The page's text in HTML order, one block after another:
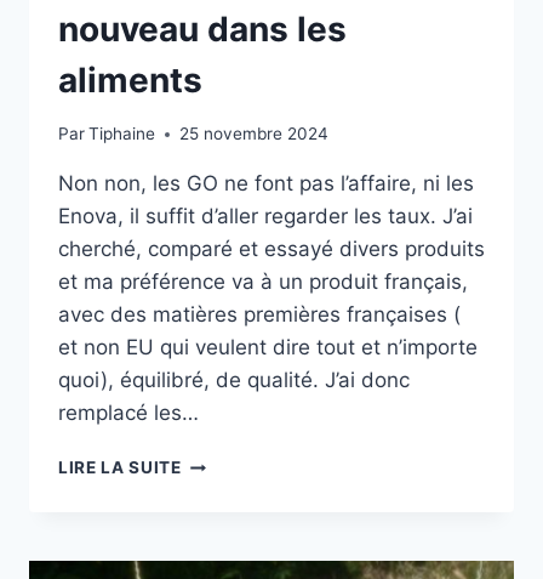
nouveau dans les
aliments
ParTiphaine 25 novembre 2024
Non non, les GO ne font pas l’affaire, ni les
Enova, il suffit d’aller regarder les taux. J’ai
cherché, comparé et essayé divers produits
et ma préférence va à un produit français,
avec des matières premières françaises (
et non EU qui veulent dire tout et n’importe
quoi), équilibré, de qualité. J’ai donc
remplacé les…
LIRE LA SUITEPAR
CROQUETTES